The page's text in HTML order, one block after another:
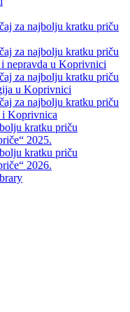
za najbolju kratku priču
za najbolju kratku priču
i nepravda u Koprivnici
za najbolju kratku priču
u Koprivnici
za najbolju kratku priču
i Koprivnica
kratku priču
2025.
kratku priču
2026.